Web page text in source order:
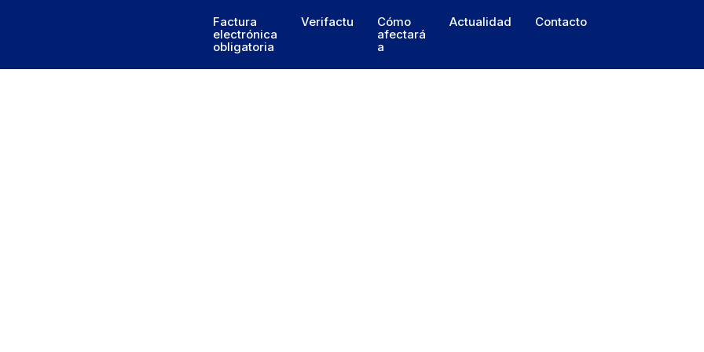
Factura
electrónica
obligatoria
Verifactu
Cómo
afectará
a
Actualidad Contacto